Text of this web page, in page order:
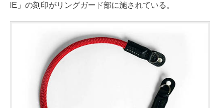
IE」の刻印がリングガード部に施されている。